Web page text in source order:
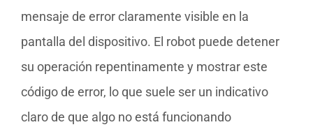
mensaje de error claramente visible en la
pantalla del dispositivo. El robot puede detener
su operación repentinamente y mostrar este
código de error, lo que suele ser un indicativo
claro de que algo no está funcionando